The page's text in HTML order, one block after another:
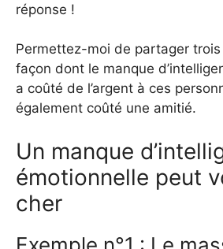
réponse !
Permettez-moi de partager
façon dont le manque
a coûté de l’argent à ces
également coûté une amitié.
Un manque
émotionnelle peut
cher